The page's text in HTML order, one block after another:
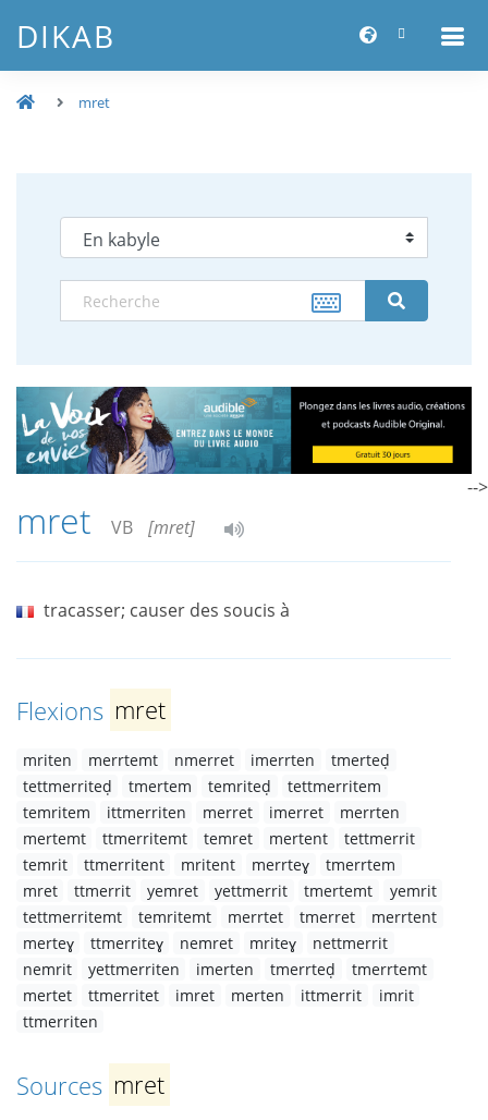
DIKAB
mret
mret VB [mret]
tracasser; causer des soucis à
Flexions mret
mriten merrtemt nmerret imerrten
tmerteḍ
tettmerriteḍ
tmertem temriteḍ
tettmerritem
temritem
ittmerriten merret imerret
merrten
mertemt
ttmerritemt temret mertent
tettmerrit
temrit
ttmerritent mritent merrteɣ
tmerrtem
mret
ttmerrit yemret yettmerrit tmertemt
yemrit
tettmerritemt
temritemt merrtet tmerret
merrtent
merteɣ
ttmerriteɣ nemret mriteɣ
nettmerrit
nemrit
yettmerriten imerten tmerrteḍ
tmerrtemt
mertet
ttmerritet imret merten ittmerrit
imrit
ttmerriten
Sources mret
-->